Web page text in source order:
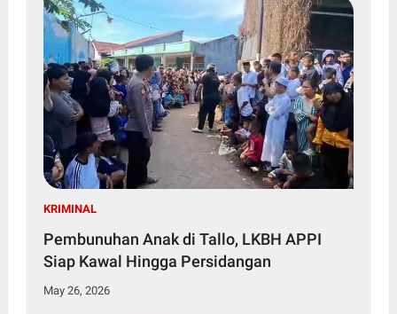
KRIMINAL
Pembunuhan Anak di Tallo, LKBH APPI
Siap Kawal Hingga Persidangan
May 26, 2026